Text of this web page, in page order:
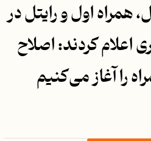
همراه اول و رایتل در
اعلام کردند: اصلاح
را آغاز می‌کنیم